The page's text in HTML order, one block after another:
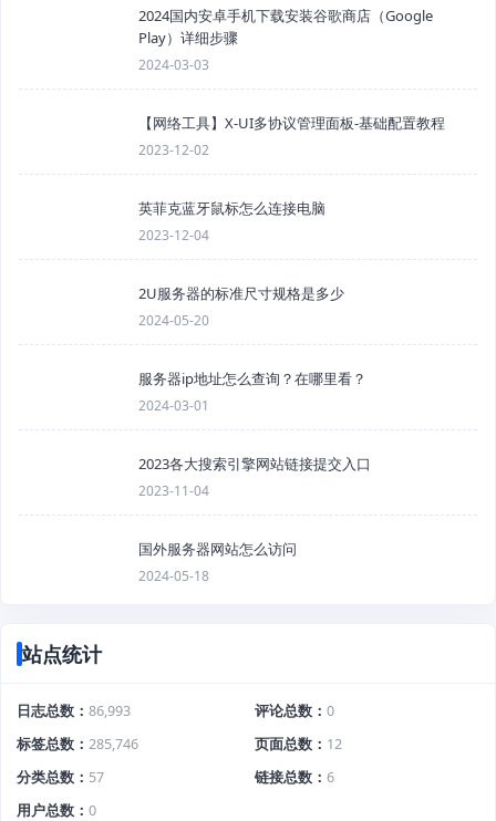
2024国内安卓手机下载安装谷歌商店（Google
Play）详细步骤
2024-03-03
【网络工具】X-UI多协议管理面板-基础配置教程
2023-12-02
英菲克蓝牙鼠标怎么连接电脑
2023-12-04
2U服务器的标准尺寸规格是多少
2024-05-20
服务器ip地址怎么查询？在哪里看？
2024-03-01
2023各大搜索引擎网站链接提交入口
2023-11-04
国外服务器网站怎么访问
2024-05-18
站点统计
日志总数 86,993 评论总数
0
标签总数
285,746 页面总数
12
分类总数
57 链接总数
6
用户总数
0